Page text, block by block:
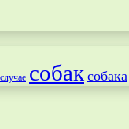
случае собак собака